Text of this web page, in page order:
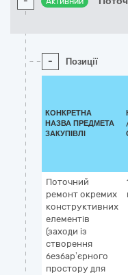
- Позиції
КОНКРЕТНА
НАЗВА ПРЕДМЕТА
ЗАКУПІВЛІ
Поточний
ремонт окремих
конструктивних
елементів
(заходи із
створення
безбар’єрного
простору для